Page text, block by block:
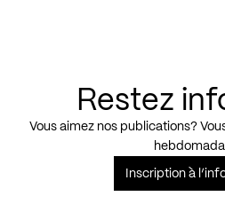
Restez
Vous aimez nos publications?
Inscription à